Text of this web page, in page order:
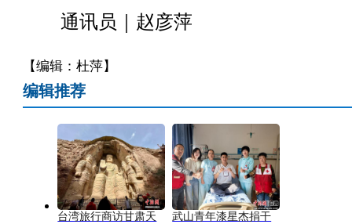
通讯员｜赵彦萍
【编辑：杜萍】
编辑推荐
台湾旅行商访甘肃天
武山青年漆星杰捐干